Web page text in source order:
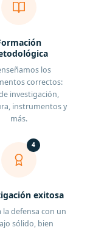
los
correctos:
investigación,
instrumentos y
más.
4
exitosa
la defensa con un
sólido, bien